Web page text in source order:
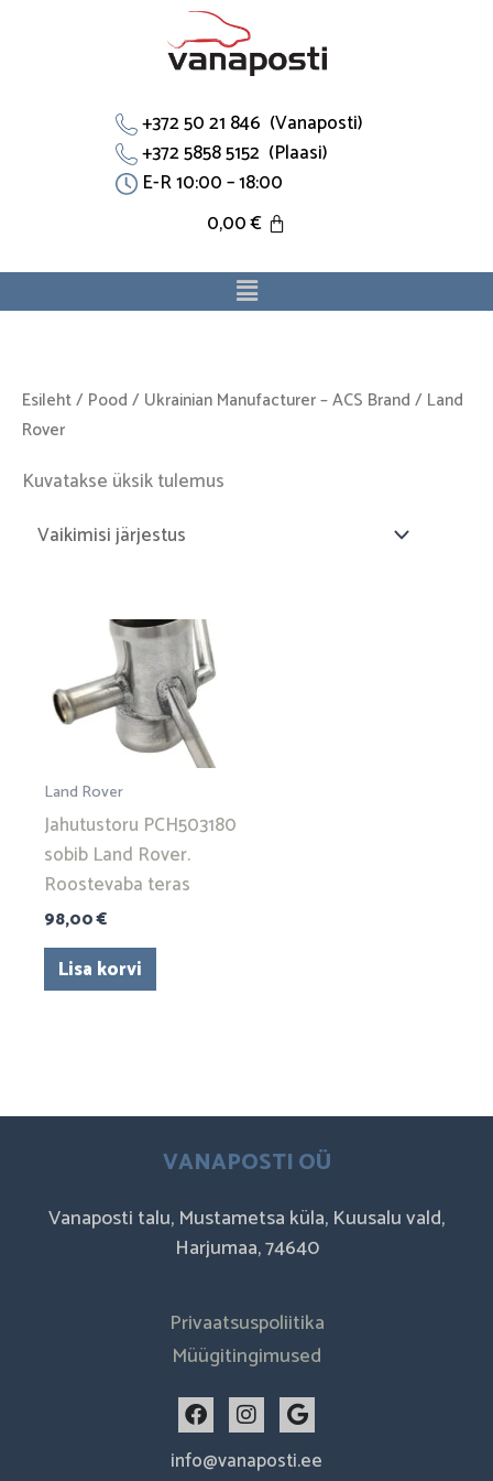
+372 50 21 846 (Vanaposti)
+372 5858 5152 (Plaasi)
E-R 10:00 – 18:00
0,00€
Menu
Esileht/ Pood / Ukrainian Manufacturer – ACS Brand / Land
Rover
Kuvatakse üksik tulemus
Land Rover
Jahutustoru PCH503180
sobib Land Rover.
Roostevaba teras
98,00€
Lisa korvi
VANAPOSTI OÜ
Vanaposti talu, Mustametsa küla, Kuusalu vald,
Harjumaa, 74640
Privaatsuspoliitika
Müügitingimused
F
a
c
e
I
n
s
t
G
o
o
g
info@vanaposti.ee